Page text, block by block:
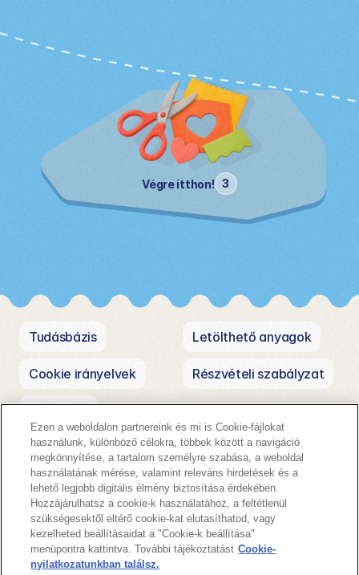
Végre itthon! 3
Tudásbázis Letölthető anyagok
Cookie irányelvek Részvételi szabályzat
Ezen a weboldalon partnereink és mi is Cookie-fájlokat
használunk, különböző célokra, többek között a navigáció
megkönnyítése, a tartalom személyre szabása, a weboldal
használatának mérése, valamint releváns hirdetések és a
lehető legjobb digitális élmény biztosítása érdekében.
Hozzájárulhatsz a cookie-k használatához, a feltétlenül
szükségesektől eltérő cookie-kat elutasíthatod, vagy
kezelheted beállításaidat a "Cookie-k beállítása"
menüpontra kattintva. További tájékoztatást Cookie-
nyilatkozatunkban találsz.